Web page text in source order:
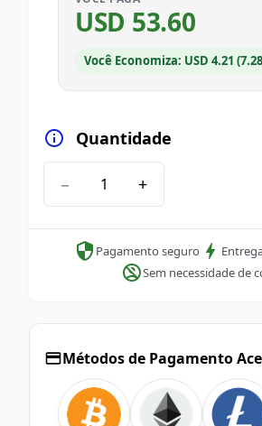
USD 53.60
Você Economiza: USD 4.21
Quantidade
− +
Pagamento seguro
Sem necessidade de
Métodos de Pagamento